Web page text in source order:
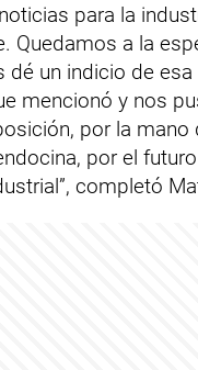
para la
Quedamos a la
dé un indicio de esa
mencionó y nos
por la mano
por el
completó